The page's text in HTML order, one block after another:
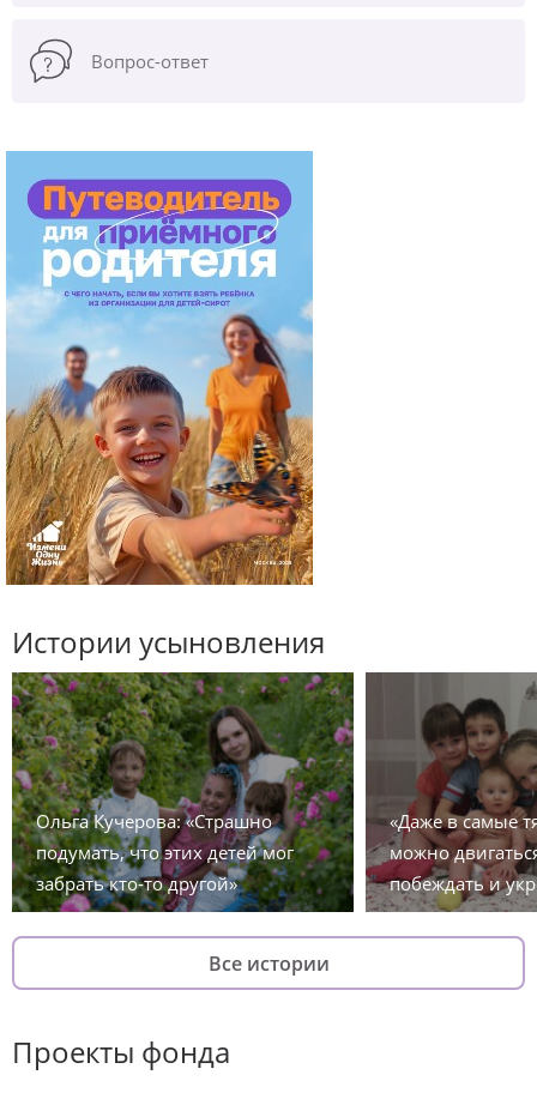
Вопрос-ответ
Истории усыновления
Ольга Кучерова: «Страшно
подумать, что этих детей мог
забрать кто-то другой»
«Даже в самые
можно
побеждать и
Все истории
Проекты фонда